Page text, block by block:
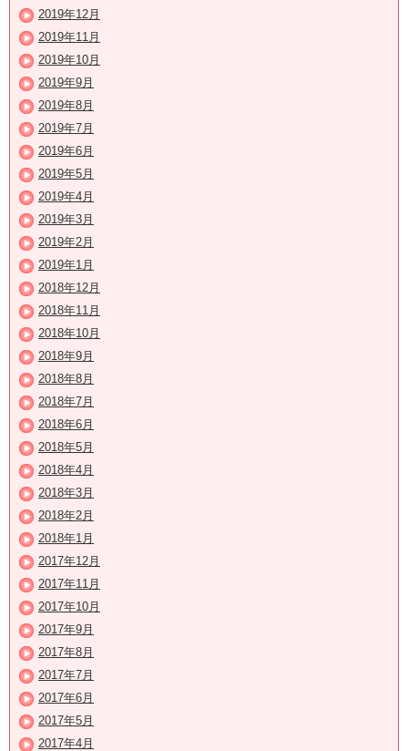
2019年12月
2019年11月
2019年10月
2019年9月
2019年8月
2019年7月
2019年6月
2019年5月
2019年4月
2019年3月
2019年2月
2019年1月
2018年12月
2018年11月
2018年10月
2018年9月
2018年8月
2018年7月
2018年6月
2018年5月
2018年4月
2018年3月
2018年2月
2018年1月
2017年12月
2017年11月
2017年10月
2017年9月
2017年8月
2017年7月
2017年6月
2017年5月
2017年4月